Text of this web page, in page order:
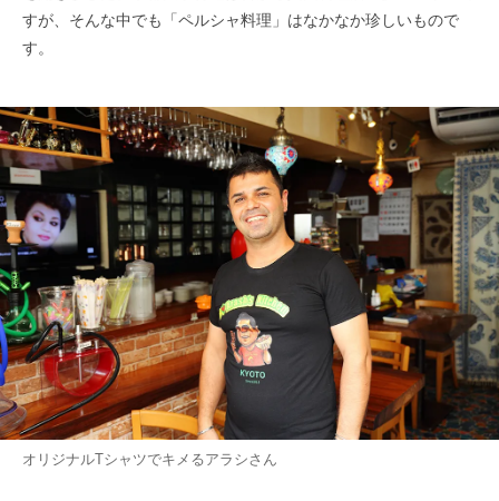
すが、そんな中でも「ペルシャ料理」はなかなか珍しいもので
す。
オリジナルTシャツでキメるアラシさん